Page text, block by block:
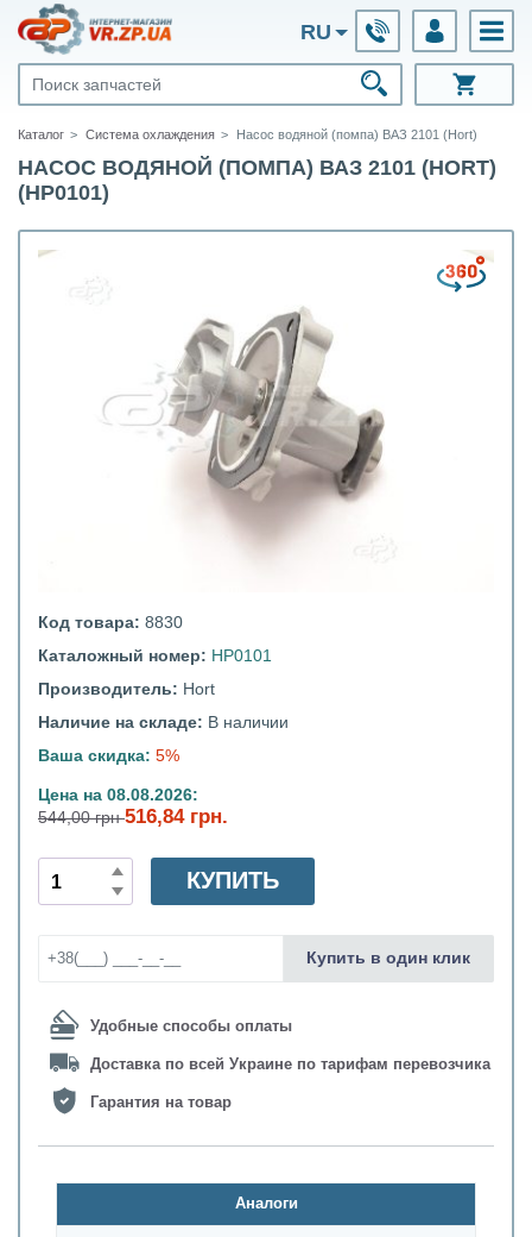
RU
Каталог Система охлаждения Насос водяной (помпа) ВАЗ 2101 (Hort)
НАСОС ВОДЯНОЙ (ПОМПА) ВАЗ 2101 (HORT)
(HP0101)
Код товара: 8830
Каталожный номер: HP0101
Производитель: Hort
Наличие на складе: В наличии
Ваша скидка: 5%
Цена на 08.08.2026:
544,00 грн516,84 грн.
Удобные способы оплаты
Доставка по всей Украине по тарифам перевозчика
Гарантия на товар
КУПИТЬ
Купить в один клик
Аналоги